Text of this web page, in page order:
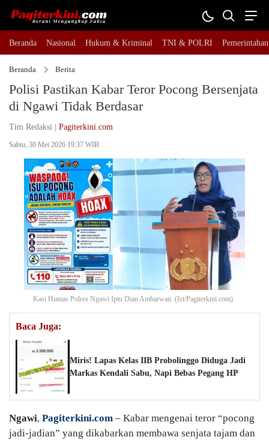
Beranda Nasional Hukum & Kriminal TNI & POLRI Pemerintahan
Beranda Berita
Polisi Pastikan Kabar Teror Pocong Bersenjata
di Ngawi Tidak Berdasar
Tim Redaksi | Pagiterkini.com
Sabtu, 30 Mei 2026 19:37 WIB
Kasi Humas Polres Ngawi Iptu Dian Ambarwati. (Ist/Pagiterkini.com)
Baca Juga:
Miris! Lapas Kelas IIB Probolinggo Diduga Jadi
Markas Kendali Sabu, Napi Bebas Pegang HP
Ngawi, Pagiterkini.com – Kabar mengenai teror “pocong
jadi-jadian” yang dikabarkan membawa senjata tajam dan